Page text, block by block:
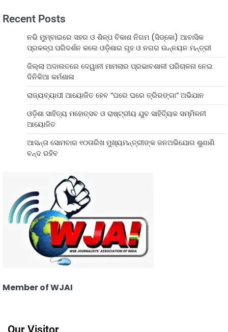
Recent Posts
ନଭି ମୁମ୍ବାଇରେ ସହର ଓ ଶିଳ୍ପ ବିକାଶ ନିଗମ (ସିଡ୍‌କୋ) ଆବାସିକ
ପ୍ରକଳ୍ପ ପରିଦର୍ଶନ କଲେ ଓଡ଼ିଶାର ଗୃହ ଓ ନଗର ଉନ୍ନୟନ ମନ୍ତ୍ରୀ
ଜିଲ୍ଲା ଅଦାଲତରେ ଦେୱାନୀ ମାମଲାର ପ୍ରଭାବଶାଳୀ ପରିଚାଳନା ନେଇ
ଦିନିକିଆ କର୍ମଶାଳା
ରାଜ୍ୟବ୍ୟାପୀ ଆୟୋଜିତ ହେବ “ଘରେ ଘରେ ତ୍ରିରଙ୍ଗା” ଅଭିଯାନ
ଓଡ଼ିଶା ସାହିତ୍ୟ ମହୋତ୍ସବ ଓ ରାଷ୍ଟ୍ରୀୟ ଯୁବ ସାହିତ୍ୟିକ ସମ୍ମିଳନୀ
ଆୟୋଜିତ
ଆସନ୍ତା ସୋମବାର ୧୦ତାରିଖ ମୁଖ୍ୟମନ୍ତ୍ରୀଙ୍କ ଜନଅଭିଯୋଗ ଶୁଣାଣି
ବନ୍ଦ ରହିବ
Member of WJAI
Our Visitor